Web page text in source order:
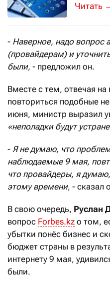
Это
- Наверное, надо вопрос
(провайдерам) и
были, - предложил он.
Вместе с тем, отвечая на
повториться подобные
июня, министр выразил
«неполадки будут
- Я не думаю, что
наблюдаемые 9 мая,
что провайдеры, я
этому времени, - сказал
В свою очередь, Руслан
вопрос Forbes.kz о том,
убытки понёс бизнес и
бюджет страны в
интернету 9 мая,
были.